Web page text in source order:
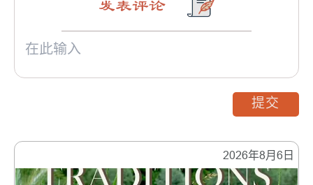
2026年8月6日
发表评论
提交